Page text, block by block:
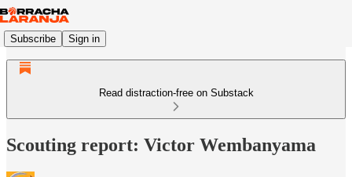
Subscribe Sign in
Read distraction-free on Substack
Scouting report: Victor Wembanyama